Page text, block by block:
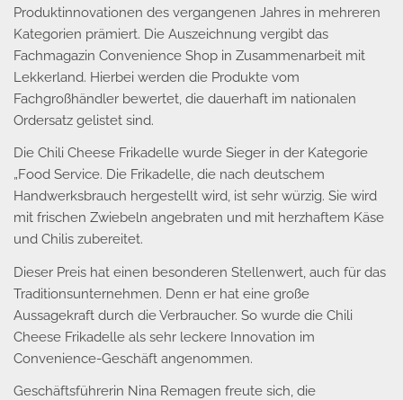
Produktinnovationen des vergangenen Jahres in mehreren
Kategorien prämiert. Die Auszeichnung vergibt das
Fachmagazin Convenience Shop in Zusammenarbeit mit
Lekkerland. Hierbei werden die Produkte vom
Fachgroßhändler bewertet, die dauerhaft im nationalen
Ordersatz gelistet sind.
Die Chili Cheese Frikadelle wurde Sieger in der Kategorie
„Food Service. Die Frikadelle, die nach deutschem
Handwerksbrauch hergestellt wird, ist sehr würzig. Sie wird
mit frischen Zwiebeln angebraten und mit herzhaftem Käse
und Chilis zubereitet.
Dieser Preis hat einen besonderen Stellenwert, auch für das
Traditionsunternehmen. Denn er hat eine große
Aussagekraft durch die Verbraucher. So wurde die Chili
Cheese Frikadelle als sehr leckere Innovation im
Convenience-Geschäft angenommen.
Geschäftsführerin Nina Remagen freute sich, die